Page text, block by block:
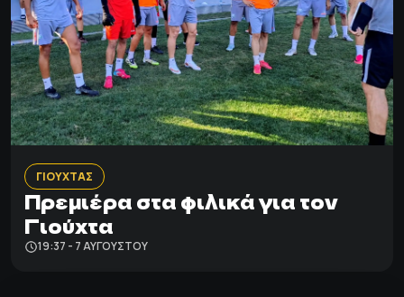
ΓΙΟΥΧΤΑΣ
Πρεμιέρα στα φιλικά για τον
Γιούχτα
19:37 - 7 ΑΥΓΟΎΣΤΟΥ